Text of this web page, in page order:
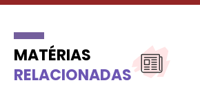
MATÉRIAS
RELACIONADAS